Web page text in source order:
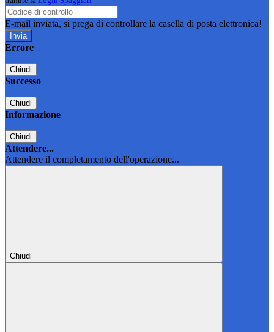
E-mail inviata, si prega di controllare la casella di posta elettronica!
Errore
Chiudi
Successo
Chiudi
Informazione
Chiudi
Attendere...
Attendere il completamento dell'operazione...
Chiudi